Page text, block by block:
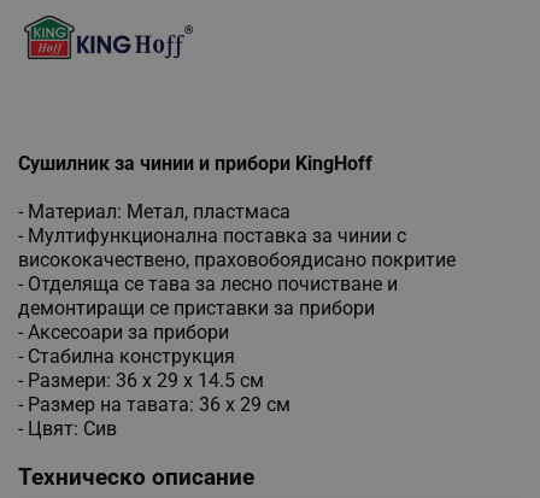
Сушилник за чинии и прибори KingHoff
- Материал: Метал, пластмаса
- Мултифункционална поставка за чинии с
висококачествено, праховобоядисано покритие
- Отделяща се тава за лесно почистване и
демонтиращи се приставки за прибори
- Аксесоари за прибори
- Стабилна конструкция
- Размери: 36 х 29 х 14.5 см
- Размер на тавата: 36 х 29 см
- Цвят: Сив
Техническо описание